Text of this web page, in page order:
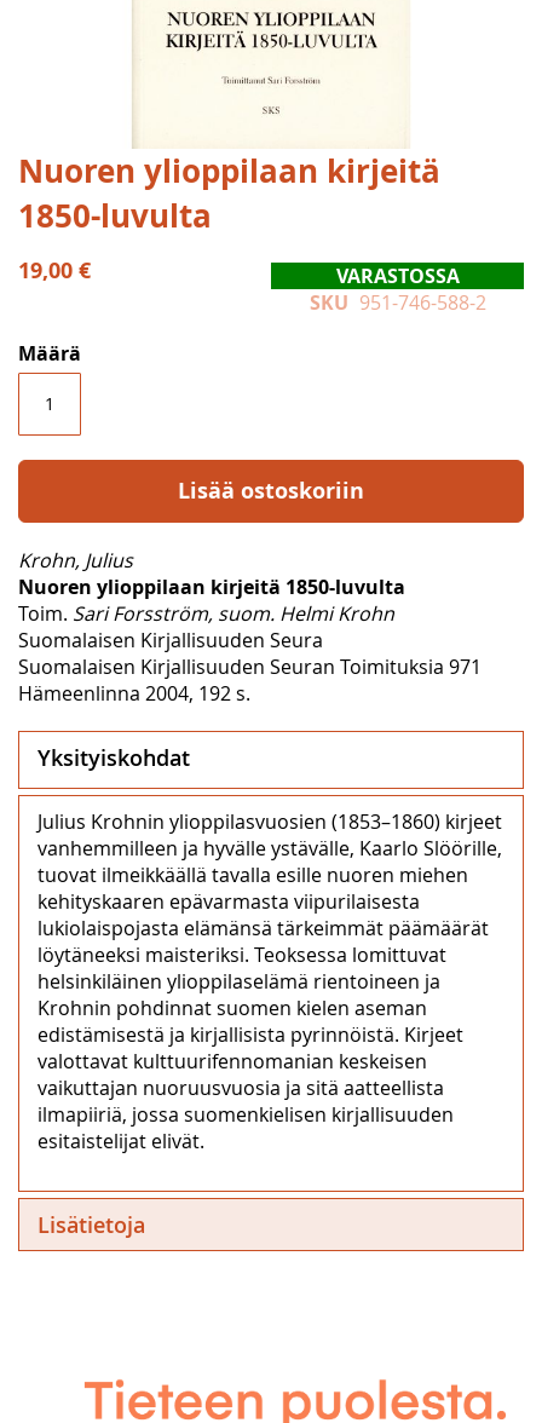
Skip
to
the
of
gallery
Nuoren ylioppilaan kirjeitä
1850-luvulta
19,00 €
VARASTOSSA
SKU 951-746-588-2
Määrä
Lisää ostoskoriin
Krohn, Julius
Nuoren ylioppilaan kirjeitä 1850-luvulta
Toim. Sari Forsström, suom. Helmi Krohn
Suomalaisen Kirjallisuuden Seura
Suomalaisen Kirjallisuuden Seuran Toimituksia 971
Hämeenlinna 2004, 192 s.
Yksityiskohdat
Julius Krohnin ylioppilasvuosien (1853–1860) kirjeet
vanhemmilleen ja hyvälle ystävälle, Kaarlo Slöörille,
tuovat ilmeikkäällä tavalla esille nuoren miehen
kehityskaaren epävarmasta viipurilaisesta
lukiolaispojasta elämänsä tärkeimmät päämäärät
löytäneeksi maisteriksi. Teoksessa lomittuvat
helsinkiläinen ylioppilaselämä rientoineen ja
Krohnin pohdinnat suomen kielen aseman
edistämisestä ja kirjallisista pyrinnöistä. Kirjeet
valottavat kulttuurifennomanian keskeisen
vaikuttajan nuoruusvuosia ja sitä aatteellista
ilmapiiriä, jossa suomenkielisen kirjallisuuden
esitaistelijat elivät.
Lisätietoja